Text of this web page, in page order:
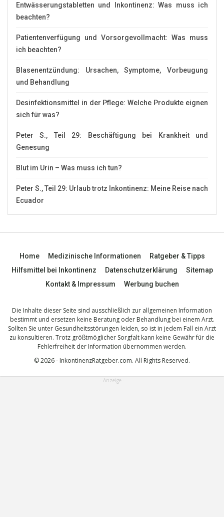
Entwässerungstabletten und Inkontinenz: Was muss ich
beachten?
Patientenverfügung und Vorsorgevollmacht: Was muss
ich beachten?
Blasenentzündung: Ursachen, Symptome, Vorbeugung
und Behandlung
Desinfektionsmittel in der Pflege: Welche Produkte eignen
sich für was?
Peter S., Teil 29: Beschäftigung bei Krankheit und
Genesung
Blut im Urin – Was muss ich tun?
Peter S., Teil 29: Urlaub trotz Inkontinenz: Meine Reise nach
Ecuador
Home Medizinische Informationen
Ratgeber & Tipps
Hilfsmittel bei Inkontinenz
Datenschutzerklärung
Sitemap
Kontakt & Impressum
Werbung buchen
Die Inhalte dieser Seite sind ausschließlich zur allgemeinen Information
bestimmt und ersetzen keine Beratung oder Behandlung bei einem Arzt.
Sollten Sie unter Gesundheitsstörungen leiden, so ist in jedem Fall ein Arzt
zu konsultieren. Trotz größtmöglicher Sorgfalt kann keine Gewähr für die
Fehlerfreiheit der Information übernommen werden.
© 2026 - InkontinenzRatgeber.com. All Rights Reserved.
- Anzeige -